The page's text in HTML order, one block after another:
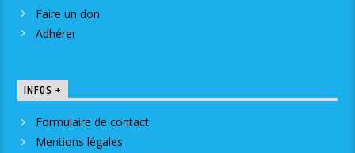
Faire un don
Adhérer
INFOS +
Formulaire de contact
Mentions légales